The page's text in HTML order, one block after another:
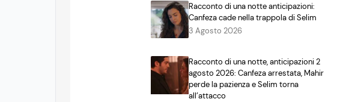
Racconto di una notte anticipazioni:
Canfeza cade nella trappola di Selim
3 Agosto 2026
Racconto di una notte, anticipazioni 2
agosto 2026: Canfeza arrestata, Mahir
perde la pazienza e Selim torna
all’attacco